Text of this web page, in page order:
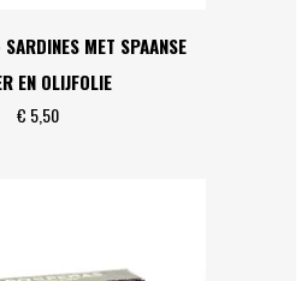
MET SPAANSE
EN OLIJFOLIE
€ 5,50